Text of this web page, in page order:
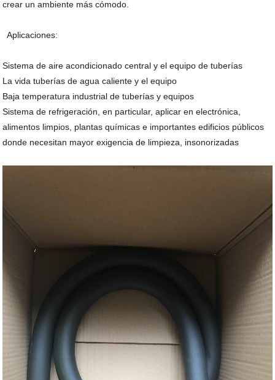
crear un ambiente más cómodo.
Aplicaciones:
Sistema de aire acondicionado central y el equipo de tuberías
La vida tuberías de agua caliente y el equipo
Baja temperatura industrial de tuberías y equipos
Sistema de refrigeración, en particular, aplicar en electrónica,
alimentos limpios, plantas químicas e importantes edificios públicos
donde necesitan mayor exigencia de limpieza, insonorizadas